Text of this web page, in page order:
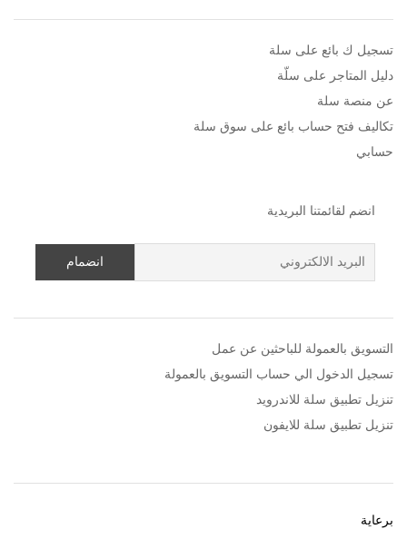
تسجيل ك بائع على سلة
دليل المتاجر على سلّة
عن منصة سلة
تكاليف فتح حساب بائع على سوق سلة
حسابي
انضم لقائمتنا البريدية
التسويق بالعمولة للباحثين عن عمل
تسجيل الدخول الي حساب التسويق بالعمولة
تنزيل تطبيق سلة للاندرويد
تنزيل تطبيق سلة للايفون
برعاية